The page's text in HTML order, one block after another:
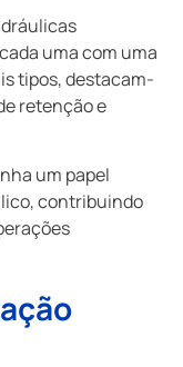
uma com uma
tipos, destacam-
retenção e
um papel
contribuindo